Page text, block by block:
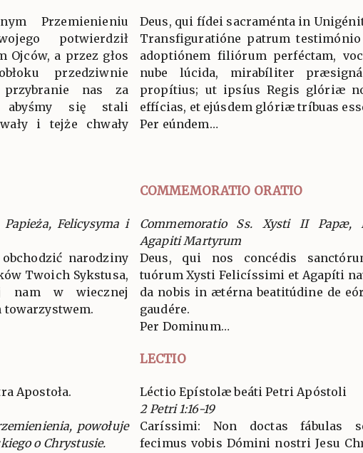
Przemienieniu
potwierdził
Ojców, a przez głos
przedziwnie
przybranie nas za
abyśmy się stali
i tejże chwały
Deus, qui fídei sacraménta in
Transfiguratióne patrum
adoptiónem filiórum perféctam,
nube lúcida, mirabíliter
propítius; ut ipsíus Regis glóriæ
effícias, et ejúsdem glóriæ tríbuas
Per eúndem…
COMMEMORATIO ORATIO
Felicysyma i
narodziny
Twoich Sykstusa,
nam w wiecznej
towarzystwem.
Commemoratio Ss. Xysti II Papæ,
Agapiti Martyrum
Deus, qui nos concédis
tuórum Xysti Felicíssimi et Agapíti
da nobis in ætérna beatitúdine de
gaudére.
Per Dominum…
LECTIO
Apostoła.
powołuje
o Chrystusie.
Léctio Epístolæ beáti Petri Apóstoli
2 Petri 1:16-19
Caríssimi: Non doctas fábulas
fecimus vobis Dómini nostri Jesu